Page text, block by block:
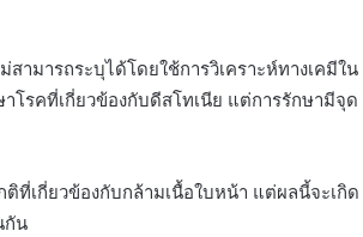
ามารถระบุได้โดยใช้การวิเคราะห์ทางเคมีใน
โรคที่เกี่ยวข้องกับดีสโทเนีย แต่การรักษามีจุด
เกี่ยวข้องกับกล้ามเนื้อใบหน้า แต่ผลนี้จะเกิด
กัน